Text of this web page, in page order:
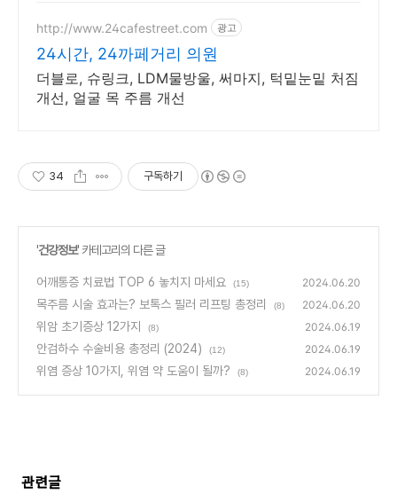
선 기능성화장품 듀벨라 페이셜 아
이크림
http://www.24cafestreet.com 광고
24시간, 24까페거리 의원
더블로, 슈링크, LDM물방울, 써마지, 턱밑눈밑 처짐
개선, 얼굴 목 주름 개선
34 구독하기
'건강정보' 카테고리의 다른 글
어깨통증 치료법 TOP 6 놓치지 마세요 (15) 2024.06.20
목주름 시술 효과는? 보톡스 필러 리프팅 총정리 (8) 2024.06.20
위암 초기증상 12가지 (8) 2024.06.19
안검하수 수술비용 총정리 (2024) (12) 2024.06.19
위염 증상 10가지, 위염 약 도움이 될까? (8) 2024.06.19
관련글